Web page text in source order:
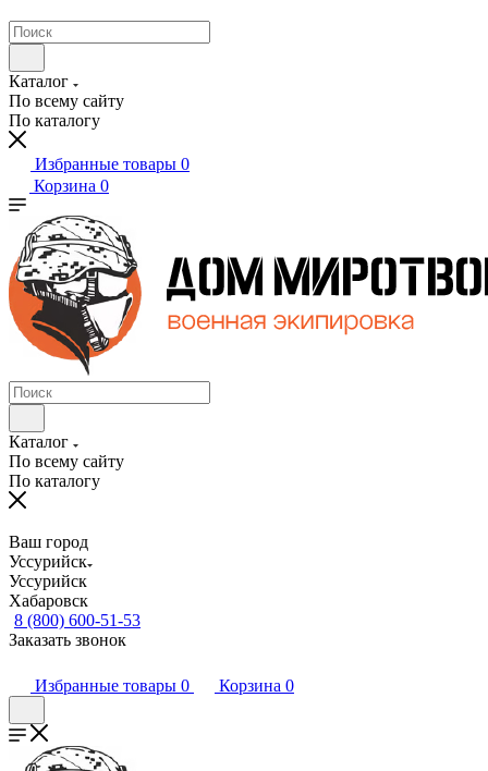
Каталог
По всему сайту
По каталогу
Избранные товары 0
Корзина 0
Каталог
По всему сайту
По каталогу
Ваш город
Уссурийск
Уссурийск
Хабаровск
8 (800) 600-51-53
Заказать звонок
Избранные товары 0 Корзина 0